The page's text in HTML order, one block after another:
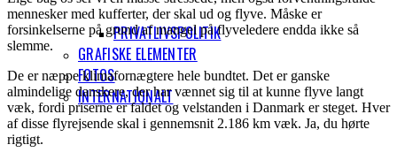
PRIVATLIVSPOLITIK
GRAFISKE ELEMENTER
FOTOS
INTERNATIONALT
mennesker med kufferter, der skal ud og flyve. Måske er
forsinkelserne på grund af mangel på flyveledere endda ikke så
slemme.
De er næppe klimafornægtere hele bundtet. Det er ganske
almindelige danskere, der har vænnet sig til at kunne flyve langt
væk, fordi priserne er faldet og velstanden i Danmark er steget. Hver
af disse flyrejsende skal i gennemsnit 2.186 km væk. Ja, du hørte
rigtigt.